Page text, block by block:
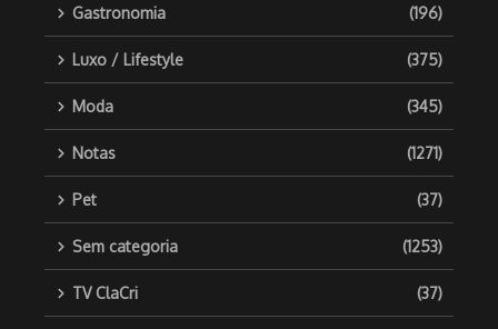
Gastronomia (196)
Luxo / Lifestyle (375)
Moda (345)
Notas (1271)
Pet (37)
Sem categoria (1253)
TV ClaCri (37)